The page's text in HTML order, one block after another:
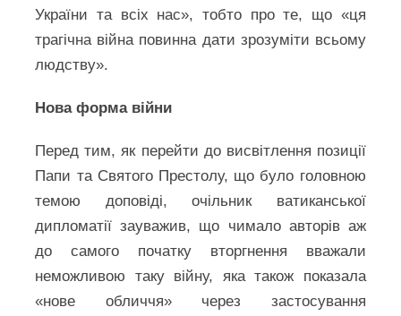
України та всіх нас», тобто про те, що «ця
трагічна війна повинна дати зрозуміти всьому
людству».
Нова форма війни
Перед тим, як перейти до висвітлення позиції
Папи та Святого Престолу, що було головною
темою доповіді, очільник ватиканської
дипломатії зауважив, що чимало авторів аж
до самого початку вторгнення вважали
неможливою таку війну, яка також показала
«нове обличчя» через застосування